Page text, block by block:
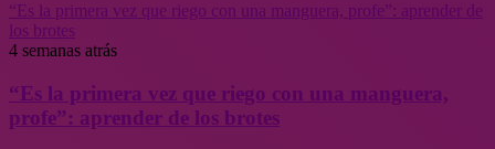
“Es la primera vez que riego con una manguera, profe”: aprender de
los brotes
4 semanas atrás
“Es la primera vez que riego con una manguera,
profe”: aprender de los brotes